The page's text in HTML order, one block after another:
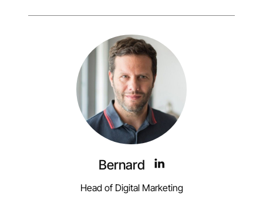
Bernard
Head of Digital Marketing